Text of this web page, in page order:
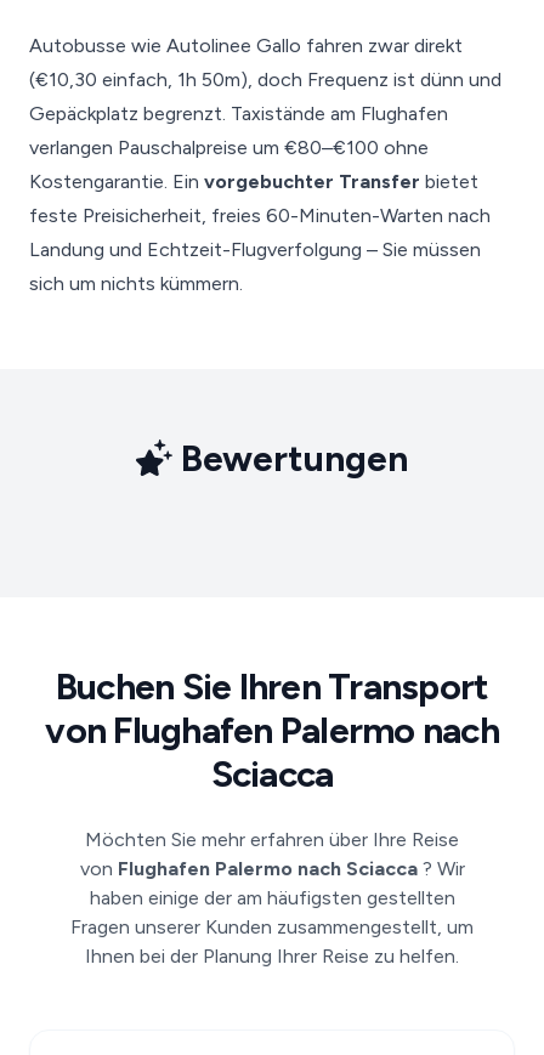
Autobusse wie Autolinee Gallo fahren zwar direkt
(€10,30 einfach, 1h 50m), doch Frequenz ist dünn und
Gepäckplatz begrenzt. Taxistände am Flughafen
verlangen Pauschalpreise um €80–€100 ohne
Kostengarantie. Ein vorgebuchter Transfer bietet
feste Preisicherheit, freies 60-Minuten-Warten nach
Landung und Echtzeit-Flugverfolgung – Sie müssen
sich um nichts kümmern.
Bewertungen
Buchen Sie Ihren Transport
von Flughafen Palermo nach
Sciacca
Möchten Sie mehr erfahren über Ihre Reise
von Flughafen Palermo nach Sciacca ? Wir
haben einige der am häufigsten gestellten
Fragen unserer Kunden zusammengestellt, um
Ihnen bei der Planung Ihrer Reise zu helfen.